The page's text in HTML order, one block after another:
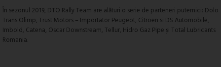
În sezonul 2019, DTO Rally Team are alături o serie de parteneri puternici: Dolo
Trans Olimp, Trust Motors – Importator Peugeot, Citroen si DS Automobile,
Imbold, Catena, Oscar Downstream, Tellur, Hidro Gaz Pipe și Total Lubricants
Romania.